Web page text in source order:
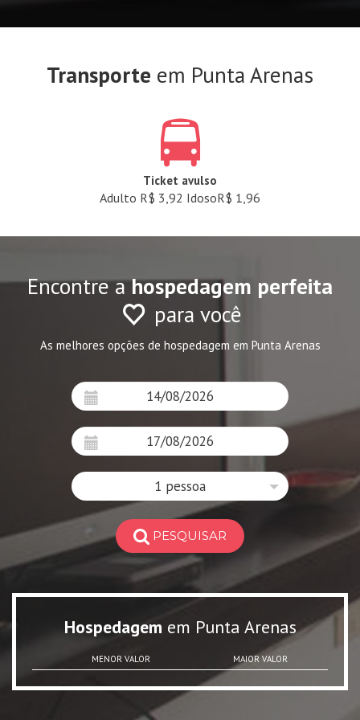
Transporte em Punta Arenas
Ticket avulso
Adulto R$ 3,92 IdosoR$ 1,96
Encontre ahospedagem perfeita
para você
As melhores opções de hospedagem em Punta Arenas
1 pessoa
PESQUISAR
Hospedagem em Punta Arenas
MENOR VALOR MAIOR VALOR